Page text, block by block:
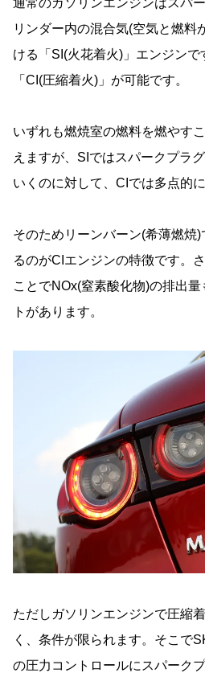
リンダー内の混合気(空気と燃料
ける「SI(火花着火)」エンジン
「CI(圧縮着火)」が可能です。
いずれも燃焼室の燃料を燃やす
えますが、SIではスパークプラ
いくのに対して、CIでは多点的
そのためリーンバーン(希薄燃焼
るのがCIエンジンの特徴です。
ことでNOx(窒素酸化物)の排出
トがあります。
ただしガソリンエンジンで圧縮
く、条件が限られます。そこで
の圧力コントロールにスパーク